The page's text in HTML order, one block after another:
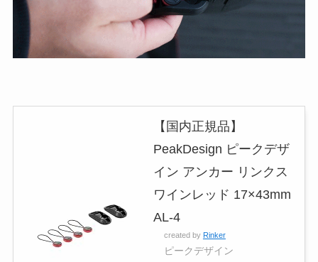
【国内正規品】
PeakDesign ピークデザ
イン アンカー リンクス
ワインレッド 17×43mm
AL-4
created by Rinker
ピークデザイン